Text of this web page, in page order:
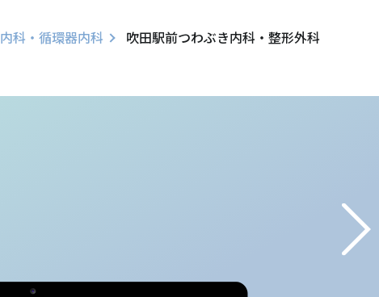
内科・循環器内科 吹田駅前つわぶき内科・整形外科